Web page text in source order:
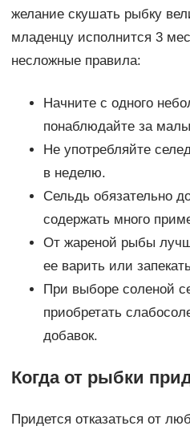
желание скушать рыбку
младенцу исполнится 3
несложные правила:
Начните с одного
понаблюдайте за
Не употребляйте
в неделю.
Сельдь обязательно
содержать много
От жареной рыбы
ее варить или
При выборе соленой
приобретать
добавок.
Когда от рыбки
Придется отказаться от